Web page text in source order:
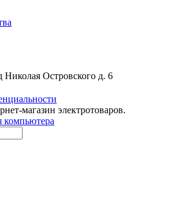
Николая Островского д. 6
магазин электротоваров.
компьютера